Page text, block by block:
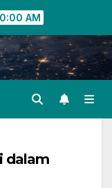
AM
dalam